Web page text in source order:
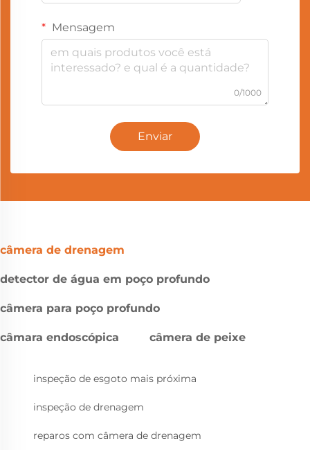
Mensagem
0/1000
Enviar
câmera de drenagem
detector de água em poço profundo
câmera para poço profundo
câmara endoscópica câmera de peixe
inspeção de esgoto mais próxima
inspeção de drenagem
reparos com câmera de drenagem